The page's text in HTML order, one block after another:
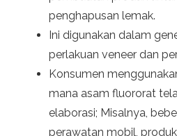
penghapusan lemak.
Ini digunakan dalam
perlakuan veneer dan
Konsumen
mana asam fluororat
elaborasi; Misalnya,
perawatan mobil,